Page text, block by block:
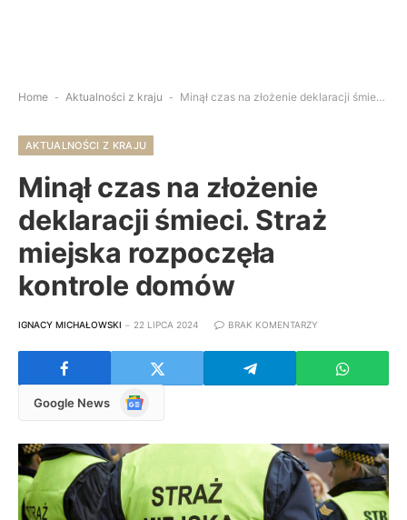
Home - Aktualności z kraju - Minął czas na złożenie deklaracji śmieci. Straż miejska rozpoczęła kontrole domów
AKTUALNOŚCI Z KRAJU
Minął czas na złożenie
deklaracji śmieci. Straż
miejska rozpoczęła
kontrole domów
IGNACY MICHAŁOWSKI 22 LIPCA 2024 BRAK KOMENTARZY
Google News
Google